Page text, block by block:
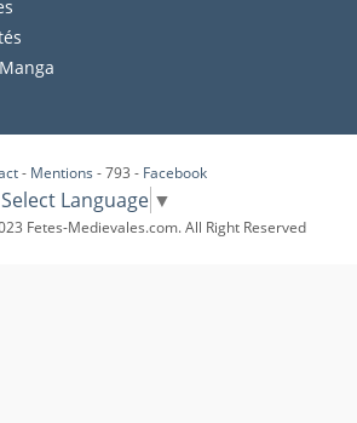
- Mentions - 793 - Facebook
Select Language ▼
Fetes-Medievales.com. All Right Reserved